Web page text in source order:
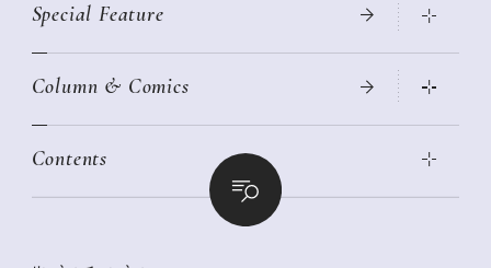
真夏のひんやりグッズ 2026
ニトリ・イケア・無印良品で賢くおしゃれなインテリア
絶品、お餅レシピ大集合！
世界のサンタさんに会って来た！
Special Feature
2026年春夏 トレンドファッションニュース
女子旅おすすめスポット 暮らすように心地いいリンネル旅ガイ
幸せな老後のための リンネルマネー講座
Column & Comics
ぐれいさん
明日もいい日になりますように
清水みさとの食いしんぼう寄り道サウナ
Contents
リンネルおしゃれファッションスナップ
リンネル暮らし部